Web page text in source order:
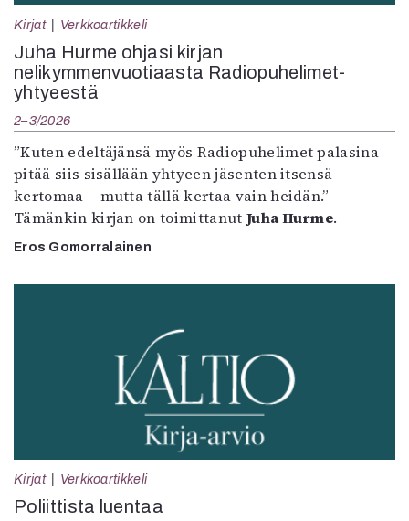
Kirjat Verkkoartikkeli
Juha Hurme ohjasi kirjan
nelikymmenvuotiaasta Radiopuhelimet-
yhtyeestä
2–3/2026
”Kuten edeltäjänsä myös Radiopuhelimet palasina
pitää siis sisällään yhtyeen jäsenten itsensä
kertomaa – mutta tällä kertaa vain heidän.”
Tämänkin kirjan on toimittanut Juha Hurme.
Eros Gomorralainen
Kirjat Verkkoartikkeli
Poliittista luentaa